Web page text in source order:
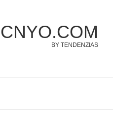
BY TENDENZIAS